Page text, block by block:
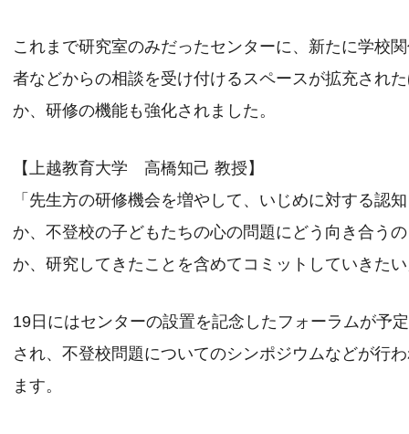
これまで研究室のみだったセンターに、新たに学校
者などからの相談を受け付けるスペースが拡充され
か、研修の機能も強化されました。
【上越教育大学 高橋知己 教授】
「先生方の研修機会を増やして、いじめに対する認
か、不登校の子どもたちの心の問題にどう向き合うの
か、研究してきたことを含めてコミットしていきた
19日にはセンターの設置を記念したフォーラムが予定
され、不登校問題についてのシンポジウムなどが行
ます。